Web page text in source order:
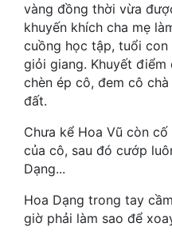
Hệ Thống
Học Đường
Khoa Huyễn
Kinh Dị
Kỳ Huyễn
vàng đồng thời vừa
khuyến khích cha mẹ
cuồng học tập, tuổi
giỏi giang. Khuyết
chèn ép cô, đem cô
đất.
Chưa kể Hoa Vũ còn
của cô, sau đó cướp
Dạng...
Hoa Dạng trong tay
giờ phải làm sao để